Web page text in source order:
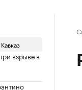
Кавказ
взрыве в